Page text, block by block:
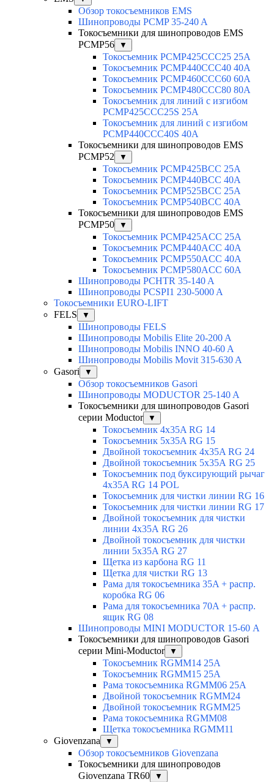
Обзор токосъемников EMS
Шинопроводы PCMP 35-240 A
Токосъемники для шинопроводов EMS
PCMP56
▼
Токосъемник PCMP425CCC25 25А
Токосъемник PCMP440CCC40 40А
Токосъемник PCMP460CCC60 60А
Токосъемник PCMP480CCC80 80А
Токосъемник для линий с изгибом
PCMP425CCC25S 25А
Токосъемник для линий с изгибом
PCMP440CCC40S 40А
Токосъемники для шинопроводов EMS
PCMP52
▼
Токосъемник PCMP425BCC 25А
Токосъемник PCMP440BCC 40А
Токосъемник PCMP525BCC 25А
Токосъемник PCMP540BCC 40А
Токосъемники для шинопроводов EMS
PCMP50
▼
Токосъемник PCMP425ACC 25А
Токосъемник PCMP440ACC 40А
Токосъемник PCMP550ACC 40A
Токосъемник PCMP580ACC 60A
Шинопроводы PCHTR 35-140 A
Шинопроводы PCSPI1 230-5000 A
Токосъемники EURO-LIFT
FELS
▼
Шинопроводы FELS
Шинопроводы Mobilis Elite 20-200 A
Шинопроводы Mobilis INNO 40-60 A
Шинопроводы Mobilis Movit 315-630 A
Gasori
▼
Обзор токосъемников Gasori
Шинопроводы MODUCTOR 25-140 A
Токосъемники для шинопроводов Gasori
серии Moductor
▼
Токосъемник 4x35A RG 14
Токосъемник 5x35A RG 15
Двойной токосъемник 4x35A RG 24
Двойной токосъемник 5х35А RG 25
Токосъемник под буксирующий рычаг
4x35A RG 14 POL
Токосъемник для чистки линии RG 16
Токосъемник для чистки линии RG 17
Двойной токосъемник для чистки
линии 4х35А RG 26
Двойной токосъемник для чистки
линии 5x35A RG 27
Щетка из карбона RG 11
Щетка для чистки RG 13
Рама для токосъемника 35A + распр.
коробка RG 06
Рама для токосъемника 70A + распр.
ящик RG 08
Шинопроводы MINI MODUCTOR 15-60 А
Токосъемники для шинопроводов Gasori
серии Mini-Moductor
▼
Токосъемник RGMM14 25А
Токосъемник RGMM15 25А
Рама токосъемника RGMM06 25А
Двойной токосъемник RGMM24
Двойной токосъемник RGMM25
Рама токосъемника RGMM08
Щетка токосъемника RGMM11
Giovenzana
▼
Обзор токосъемников Giovenzana
Токосъемники для шинопроводов
Giovenzana TR60
▼